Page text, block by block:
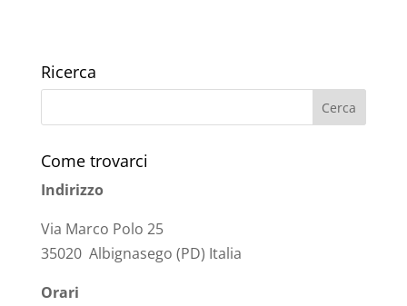
Ricerca
Come trovarci
Indirizzo
Via Marco Polo 25
35020 Albignasego (PD) Italia
Orari